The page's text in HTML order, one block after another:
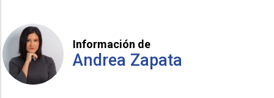
Información de
Andrea Zapata